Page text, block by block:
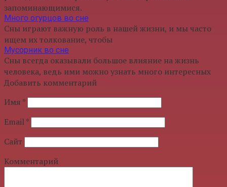
запоминающимися.
Много огурцов во сне
Сны играют важную роль в нашей жизни, и мы часто
ищем их толкование, чтобы
Мусорник во сне
Сны всегда оказывали большое влияние на жизнь
человека, ведь ими можно узнать много интересных
Добавить комментарий
Имя *
Email*
Сайт
Комментарий